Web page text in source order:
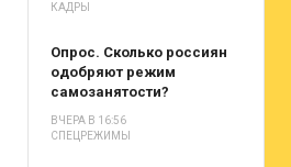
КАДРЫ
Опрос. Сколько россиян
одобряют режим
самозанятости?
ВЧЕРА В 16:56
СПЕЦРЕЖИМЫ